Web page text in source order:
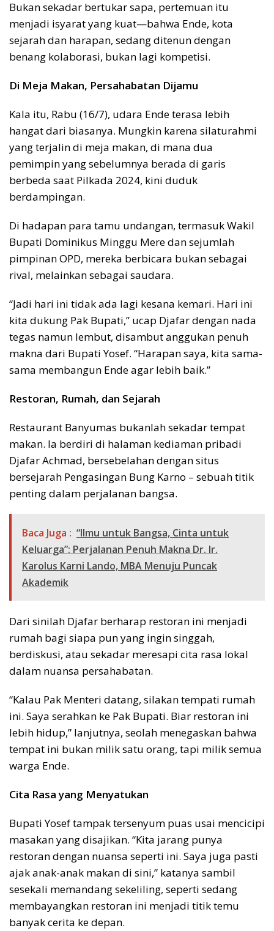
Bukan sekadar bertukar sapa, pertemuan itu
menjadi isyarat yang kuat—bahwa Ende, kota
sejarah dan harapan, sedang ditenun dengan
benang kolaborasi, bukan lagi kompetisi.
Di Meja Makan, Persahabatan Dijamu
Kala itu, Rabu (16/7), udara Ende terasa lebih
hangat dari biasanya. Mungkin karena silaturahmi
yang terjalin di meja makan, di mana dua
pemimpin yang sebelumnya berada di garis
berbeda saat Pilkada 2024, kini duduk
berdampingan.
Di hadapan para tamu undangan, termasuk Wakil
Bupati Dominikus Minggu Mere dan sejumlah
pimpinan OPD, mereka berbicara bukan sebagai
rival, melainkan sebagai saudara.
“Jadi hari ini tidak ada lagi kesana kemari. Hari ini
kita dukung Pak Bupati,” ucap Djafar dengan nada
tegas namun lembut, disambut anggukan penuh
makna dari Bupati Yosef. “Harapan saya, kita sama-
sama membangun Ende agar lebih baik.”
Restoran, Rumah, dan Sejarah
Restaurant Banyumas bukanlah sekadar tempat
makan. Ia berdiri di halaman kediaman pribadi
Djafar Achmad, bersebelahan dengan situs
bersejarah Pengasingan Bung Karno – sebuah titik
penting dalam perjalanan bangsa.
Baca Juga : “Ilmu untuk Bangsa, Cinta untuk
Keluarga”: Perjalanan Penuh Makna Dr. Ir.
Karolus Karni Lando, MBA Menuju Puncak
Akademik
Dari sinilah Djafar berharap restoran ini menjadi
rumah bagi siapa pun yang ingin singgah,
berdiskusi, atau sekadar meresapi cita rasa lokal
dalam nuansa persahabatan.
“Kalau Pak Menteri datang, silakan tempati rumah
ini. Saya serahkan ke Pak Bupati. Biar restoran ini
lebih hidup,” lanjutnya, seolah menegaskan bahwa
tempat ini bukan milik satu orang, tapi milik semua
warga Ende.
Cita Rasa yang Menyatukan
Bupati Yosef tampak tersenyum puas usai mencicipi
masakan yang disajikan. “Kita jarang punya
restoran dengan nuansa seperti ini. Saya juga pasti
ajak anak-anak makan di sini,” katanya sambil
sesekali memandang sekeliling, seperti sedang
membayangkan restoran ini menjadi titik temu
banyak cerita ke depan.